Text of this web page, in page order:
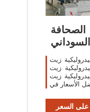
زيت
زيت
زيت
الأسعار في
السعر